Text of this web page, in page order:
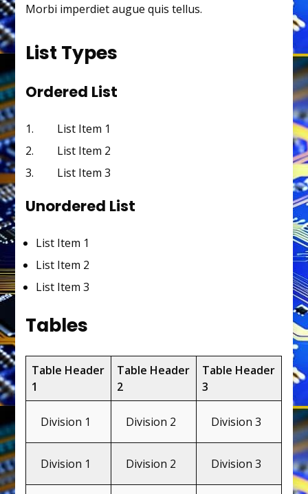
Morbi imperdiet augue quis tellus.
List Types
Ordered List
List Item 1
List Item 2
List Item 3
Unordered List
List Item 1
List Item 2
List Item 3
Tables
Table Header
1
Table Header
2
Table Header
3
Division 1 Division 2 Division 3
Division 1 Division 2 Division 3